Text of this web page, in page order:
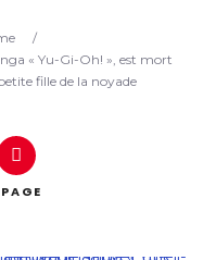
/
« Yu-Gi-Oh! », est mort
fille de la noyade